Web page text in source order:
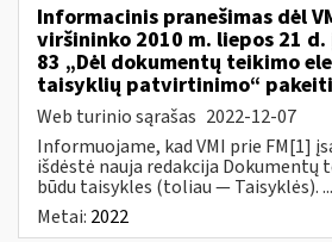
Informacinis pranešimas dėl
viršininko 2010 m. liepos 21 d.
83 „Dėl dokumentų teikimo
taisyklių patvirtinimo“
Web turinio sąrašas 2022-12-07
Informuojame, kad VMI prie FM[1]
išdėstė nauja redakcija
būdu taisykles (toliau — Taisyklės). ...
Metai: 2022